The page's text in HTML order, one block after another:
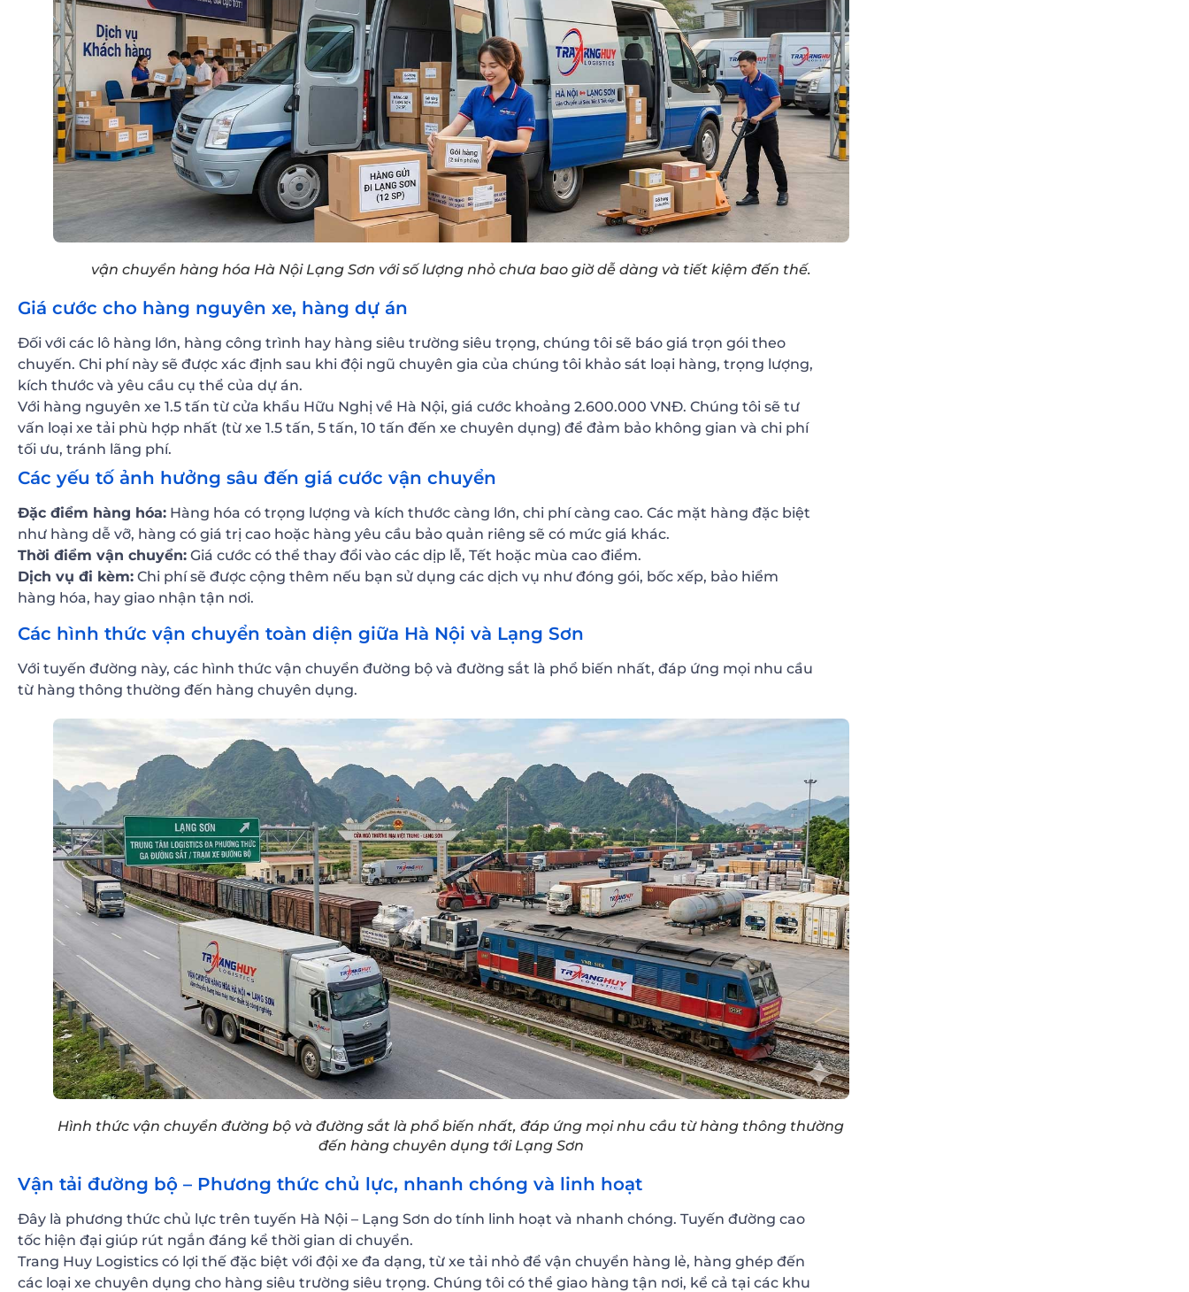
vận chuyển hàng hóa Hà Nội Lạng Sơn với số lượng nhỏ chưa bao giờ dễ dàng và tiết kiệm đến thế.
Giá cước cho hàng nguyên xe, hàng dự án
Đối với các lô hàng lớn, hàng công trình hay hàng siêu trường siêu trọng, chúng tôi sẽ báo giá trọn gói theo
chuyến. Chi phí này sẽ được xác định sau khi đội ngũ chuyên gia của chúng tôi khảo sát loại hàng, trọng lượng,
kích thước và yêu cầu cụ thể của dự án.
Với hàng nguyên xe 1.5 tấn từ cửa khẩu Hữu Nghị về Hà Nội, giá cước khoảng 2.600.000 VNĐ. Chúng tôi sẽ tư
vấn loại xe tải phù hợp nhất (từ xe 1.5 tấn, 5 tấn, 10 tấn đến xe chuyên dụng) để đảm bảo không gian và chi phí
tối ưu, tránh lãng phí.
Các yếu tố ảnh hưởng sâu đến giá cước vận chuyển
Đặc điểm hàng hóa: Hàng hóa có trọng lượng và kích thước càng lớn, chi phí càng cao. Các mặt hàng đặc biệt
như hàng dễ vỡ, hàng có giá trị cao hoặc hàng yêu cầu bảo quản riêng sẽ có mức giá khác.
Thời điểm vận chuyển: Giá cước có thể thay đổi vào các dịp lễ, Tết hoặc mùa cao điểm.
Dịch vụ đi kèm: Chi phí sẽ được cộng thêm nếu bạn sử dụng các dịch vụ như đóng gói, bốc xếp, bảo hiểm
hàng hóa, hay giao nhận tận nơi.
Các hình thức vận chuyển toàn diện giữa Hà Nội và Lạng Sơn
Với tuyến đường này, các hình thức vận chuyển đường bộ và đường sắt là phổ biến nhất, đáp ứng mọi nhu cầu
từ hàng thông thường đến hàng chuyên dụng.
Hình thức vận chuyển đường bộ và đường sắt là phổ biến nhất, đáp ứng mọi nhu cầu từ hàng thông thường
đến hàng chuyên dụng tới Lạng Sơn
Vận tải đường bộ – Phương thức chủ lực, nhanh chóng và linh hoạt
Đây là phương thức chủ lực trên tuyến Hà Nội – Lạng Sơn do tính linh hoạt và nhanh chóng. Tuyến đường cao
tốc hiện đại giúp rút ngắn đáng kể thời gian di chuyển.
Trang Huy Logistics có lợi thế đặc biệt với đội xe đa dạng, từ xe tải nhỏ để vận chuyển hàng lẻ, hàng ghép đến
các loại xe chuyên dụng cho hàng siêu trường siêu trọng. Chúng tôi có thể giao hàng tận nơi, kể cả tại các khu